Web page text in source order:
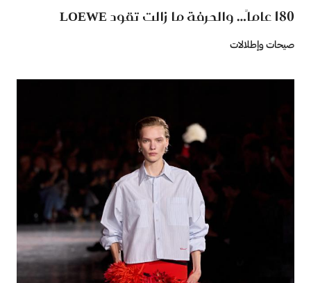
180 عاماً… والحرفة ما زالت تقود LOEWE
صيحات وإطلالات